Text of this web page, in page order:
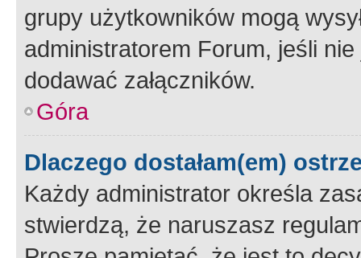
grupy użytkowników mogą
administratorem Forum, jeśli
dodawać załączników.
Góra
Dlaczego dostałam(em)
Każdy administrator określa
stwierdzą, że naruszasz